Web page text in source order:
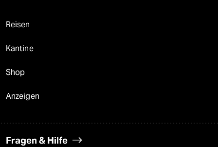
Reisen
Kantine
Shop
Anzeigen
Fragen & Hilfe